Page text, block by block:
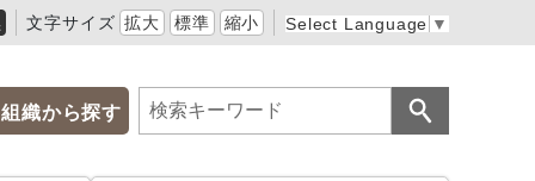
文字サイズ 拡大 標準 縮小 Select Language ▼
組織から探す